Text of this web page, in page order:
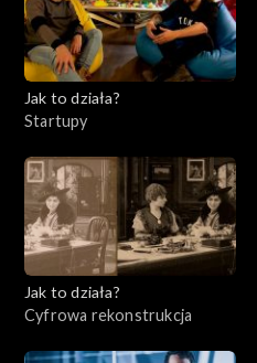
Jak to działa?
Startupy
Jak to działa?
Cyfrowa rekonstrukcja